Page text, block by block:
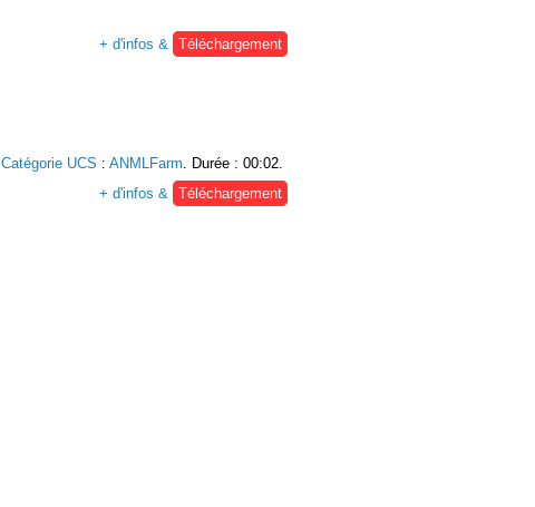
+ d'infos &
Téléchargement
Catégorie UCS : ANMLFarm. Durée : 00:02.
+ d'infos & Téléchargement